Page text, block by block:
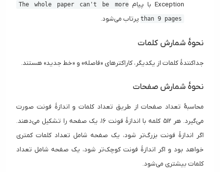
Exception با پیام
The whole paper can't be more
than 9 pagesپرتاب می‌شود.
نحوهٔ شمارش کلمات
جداکنندهٔ کلمات از یکدیگر، کاراکترهای «فاصله» و «خط جدید» هستند.
نحوهٔ شمارش صفحات
محاسبهٔ تعداد صفحات از طریق تعداد کلمات و اندازهٔ فونت صورت
می‌گیرد. هر ۵۱۲ کلمه با اندازهٔ فونت ۱۶، یک صفحه را تشکیل می‌دهند.
اگر اندازهٔ فونت بزرگ‌تر شود، یک صفحه شامل تعداد کلمات کمتری
خواهد بود و اگر اندازهٔ فونت کوچک‌تر شود، یک صفحه شامل تعداد
کلمات بیشتری می‌شود.